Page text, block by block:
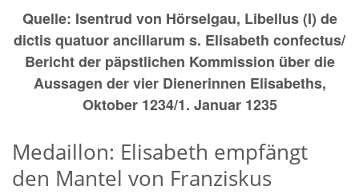
Quelle: Isentrud von Hörselgau, Libellus (I) de
dictis quatuor ancillarum s. Elisabeth confectus/
Bericht der päpstlichen Kommission über die
Aussagen der vier Dienerinnen Elisabeths,
Oktober 1234/1. Januar 1235
Medaillon: Elisabeth empfängt
den Mantel von Franziskus